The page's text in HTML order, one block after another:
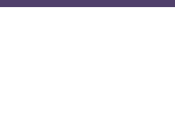
DESIGN DE INTERIORES